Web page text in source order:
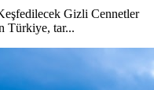
Gizli Cennetler
Türkiye, tar...